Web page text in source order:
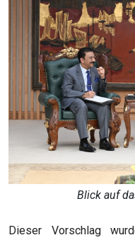
Blick auf
Dieser Vorschlag